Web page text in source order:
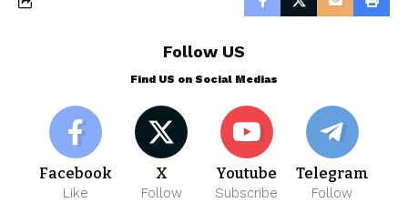
Follow US
Find US on Social Medias
Facebook
Like
X
Follow
Youtube
Subscribe
Telegram
Follow